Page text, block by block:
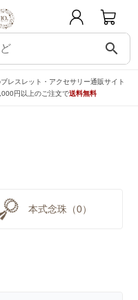
search
レスレット・アクセサリー通販サイト
円以上のご注文で送料無料
本式念珠（0）